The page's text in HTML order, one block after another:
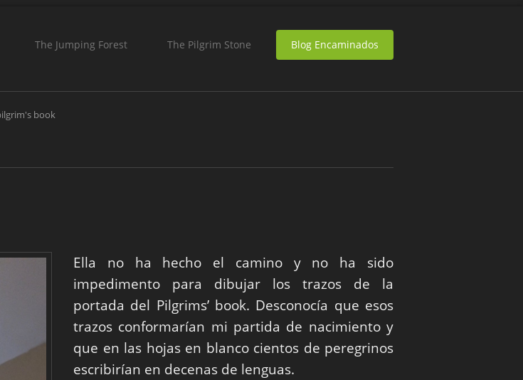
The Jumping Forest The Pilgrim Stone Blog Encaminados
book
Ella no ha hecho el camino y no ha sido
impedimento para dibujar los trazos de la
portada del Pilgrims’ book. Desconocía que esos
trazos conformarían mi partida de nacimiento y
que en las hojas en blanco cientos de peregrinos
escribirían en decenas de lenguas.